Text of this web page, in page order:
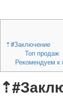
⇡#Заключение
Топ продаж
Рекомендуем к